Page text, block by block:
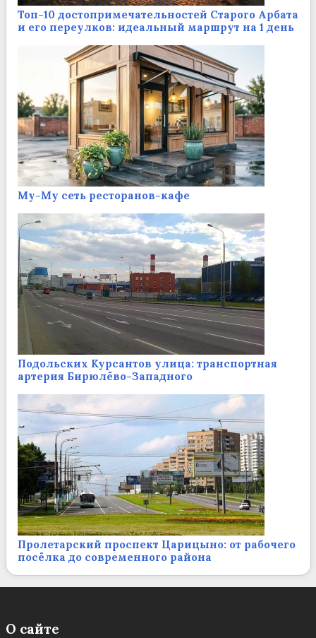
Топ-10 достопримечательностей Старого Арбата
и его переулков: идеальный маршрут на 1 день
Му-Му сеть ресторанов-кафе
Подольских Курсантов улица: транспортная
артерия Бирюлёво-Западного
Пролетарский проспект Царицыно: от рабочего
посёлка до современного района
О сайте